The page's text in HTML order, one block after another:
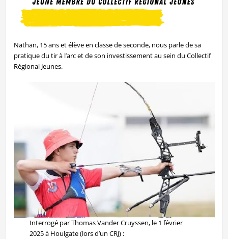
Nathan, 15 ans et élève en classe de seconde, nous parle de sa
pratique du tir à l’arc et de son investissement au sein du Collectif
Régional Jeunes.
Interrogé par Thomas Vander Cruyssen, le 1 février
2025 à Houlgate (lors d’un CRJ) :